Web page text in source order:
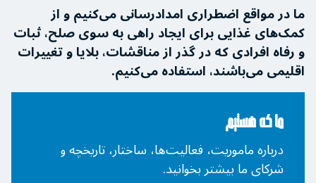
ما در مواقع اضطراری امدادرسانی می‌کنیم و از
کمک‌های غذایی برای ایجاد راهی به سوی صلح، ثبات
و رفاه افرادی که در گذر از مناقشات، بلایا و تغییرات
اقلیمی می‌باشند، استفاده می‌کنیم.
ما که هستیم
درباره ماموریت، فعالیت‌ها، ساختار، تاریخچه و
شرکای ما بیشتر بخوانید.